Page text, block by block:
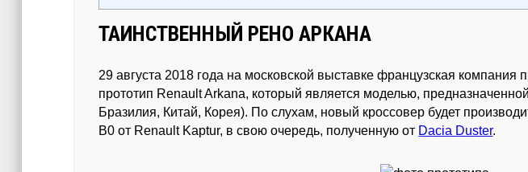
ТАИНСТВЕННЫЙ РЕНО АРКАНА
29 августа 2018 года на московской выставке французская компания
прототип Renault Arkana, который является моделью,
Бразилия, Китай, Корея). По слухам, новый кроссовер будет
B0 от Renault Kaptur, в свою очередь, полученную от Dacia Duster.